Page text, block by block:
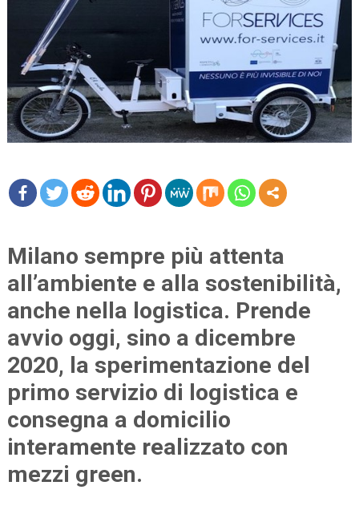
re
Milano sempre più attenta
all’ambiente e alla sostenibilità,
anche nella logistica. Prende
avvio oggi, sino a dicembre
2020, la sperimentazione del
primo servizio di logistica e
consegna a domicilio
interamente realizzato con
mezzi green.